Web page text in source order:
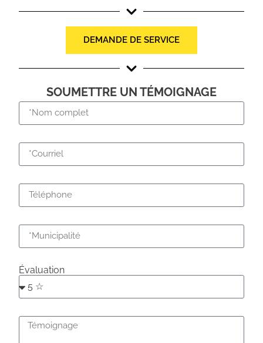
DEMANDE DE SERVICE
SOUMETTRE UN TÉMOIGNAGE
Évaluation